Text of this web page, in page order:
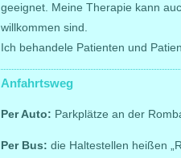
geeignet. Meine Therapie kann
willkommen sind.
Ich behandele Patienten und
Anfahrtsweg
Per Auto: Parkplätze an der
Per Bus: die Haltestellen heißen